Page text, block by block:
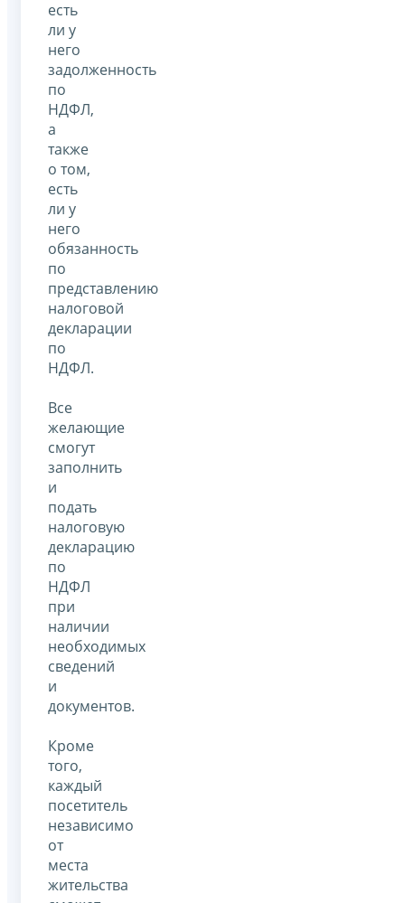
есть
ли у
него
задолженность
по
НДФЛ,
а
также
о том,
есть
ли у
него
обязанность
по
представлению
налоговой
декларации
по
НДФЛ.
Все
желающие
смогут
заполнить
и
подать
налоговую
декларацию
по
НДФЛ
при
наличии
необходимых
сведений
и
документов.
Кроме
того,
каждый
посетитель
независимо
от
места
жительства